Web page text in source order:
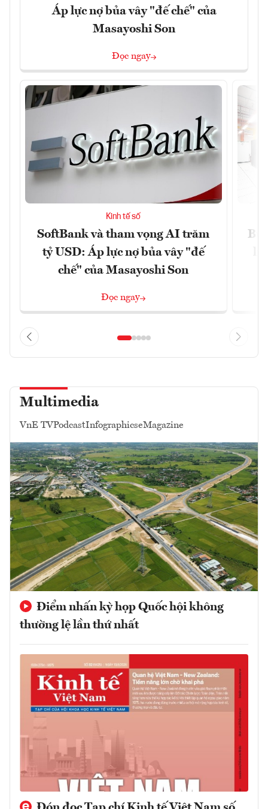
Áp lực nợ bủa vây "đế chế" của
Masayoshi Son
Đọc ngay
Kinh tế số
SoftBank và tham vọng AI trăm
tỷ USD: Áp lực nợ bủa vây "đế
chế" của Masayoshi Son
Đọc ngay
Multimedia
VnE TVPodcastInfographicseMagazine
Điểm nhấn kỳ họp Quốc hội không
thường lệ lần thứ nhất